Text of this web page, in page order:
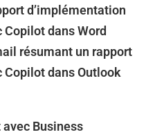
d’implémentation
dans Word
résumant un rapport
Copilot dans Outlook
Business